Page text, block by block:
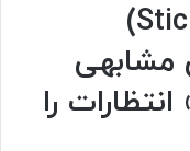
)
مشابهی
را